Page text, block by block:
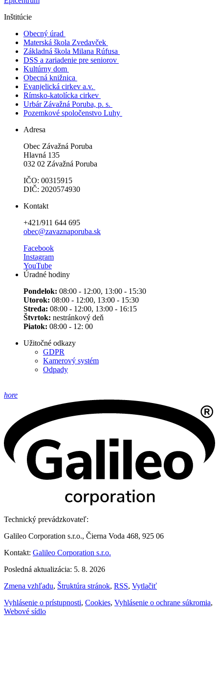
Inštitúcie
Obecný úrad
Materská škola Zvedavček
Základná škola Milana Rúfusa
DSS a zariadenie pre seniorov
Kultúrny dom
Obecná knižnica
Evanjelická cirkev a.v.
Rímsko-katolícka cirkev
Urbár Závažná Poruba, p. s.
Pozemkové spoločenstvo Luhy
Adresa
Obec Závažná Poruba
Hlavná 135
032 02 Závažná Poruba
IČO: 00315915
DIČ: 2020574930
Kontakt
+421/911 644 695
obec@zavaznaporuba.sk
Facebook
Instagram
YouTube
Úradné hodiny
Pondelok: 08:00 - 12:00, 13:00 - 15:30
Utorok: 08:00 - 12:00, 13:00 - 15:30
Streda: 08:00 - 12:00, 13:00 - 16:15
Štvrtok: nestránkový deň
Piatok: 08:00 - 12: 00
Užitočné odkazy
GDPR
Kamerový systém
Odpady
hore
Technický prevádzkovateľ:
Galileo Corporation s.r.o., Čierna Voda 468, 925 06
Kontakt: Galileo Corporation s.r.o.
Posledná aktualizácia: 5. 8. 2026
Zmena vzhľadu, Štruktúra stránok, RSS, Vytlačiť
Vyhlásenie o prístupnosti, Cookies, Vyhlásenie o ochrane súkromia,
Webové sídlo